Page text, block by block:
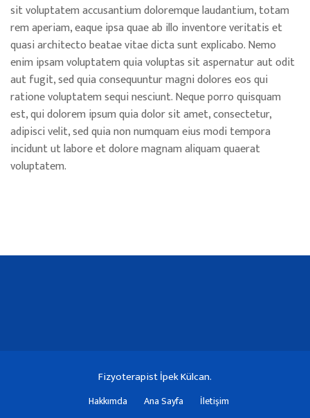
sit voluptatem accusantium doloremque laudantium, totam
rem aperiam, eaque ipsa quae ab illo inventore veritatis et
quasi architecto beatae vitae dicta sunt explicabo. Nemo
enim ipsam voluptatem quia voluptas sit aspernatur aut odit
aut fugit, sed quia consequuntur magni dolores eos qui
ratione voluptatem sequi nesciunt. Neque porro quisquam
est, qui dolorem ipsum quia dolor sit amet, consectetur,
adipisci velit, sed quia non numquam eius modi tempora
incidunt ut labore et dolore magnam aliquam quaerat
voluptatem.
Fizyoterapist İpek Külcan.
Hakkımda Ana Sayfa İletişim